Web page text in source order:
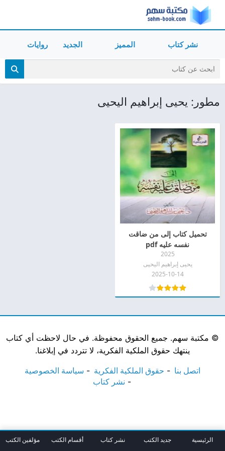
نشر كتاب المميز الجديد روايات
مطور: يحيى إبراهيم اليحيى
تحميل كتاب إلى من ضاقت
نفسه عليه pdf
2025
يحيى إبراهيم اليحيى
2025-10-14
© مكتبة سهم. جميع الحقوق محفوظة. في حال لاحظت أي كتاب
ينتهك حقوق الملكية الفكرية، لا تتردد في إبلاغنا.
اتصل بنا حقوق الملكية الفكرية
سياسة الخصوصية
نشر كتاب
الرئيسية جديد الكتب نشر كتاب أقسام الكتب مؤلفين الكتب